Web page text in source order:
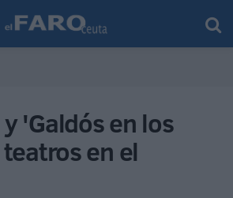
'Galdós en los
en el